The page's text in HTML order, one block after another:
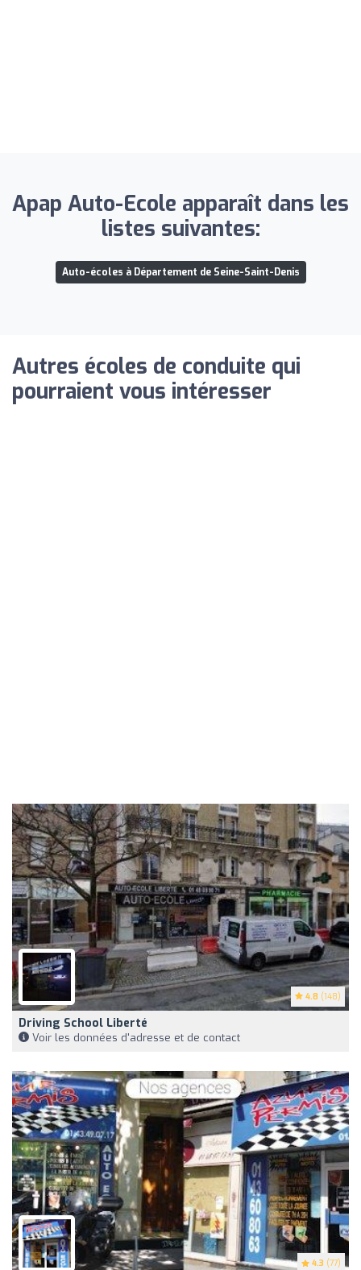
Apap Auto-Ecole apparaît dans les
listes suivantes:
Auto-écoles à Département de Seine-Saint-Denis
Autres écoles de conduite qui
pourraient vous intéresser
4.8 (148)
Driving School Liberté
Voir les données d'adresse et de contact
4.3 (77)